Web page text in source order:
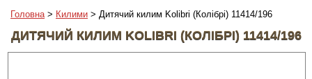
Головна> Килими > Дитячий килим Kolibri (Колібрі) 11414/196
ДИТЯЧИЙ КИЛИМ KOLIBRI (КОЛІБРІ) 11414/196